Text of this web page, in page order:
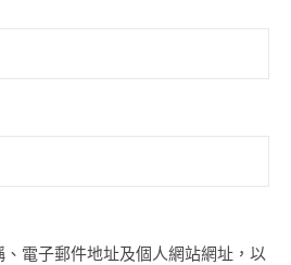
、電子郵件地址及個人網站網址，以